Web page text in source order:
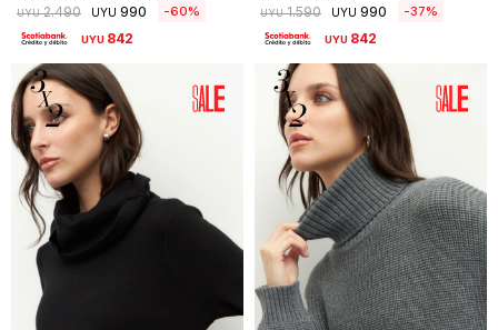
UYU 2.490 UYU 990 60
UYU 842
UYU 1.590 UYU 990 37
UYU 842